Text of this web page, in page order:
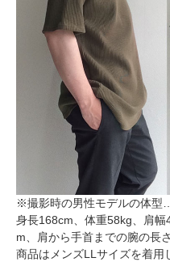
※撮影時の男性モデルの体型…
身長168cm、体重58kg、肩
m、肩から手首までの腕の長
商品はメンズLLサイズを着用